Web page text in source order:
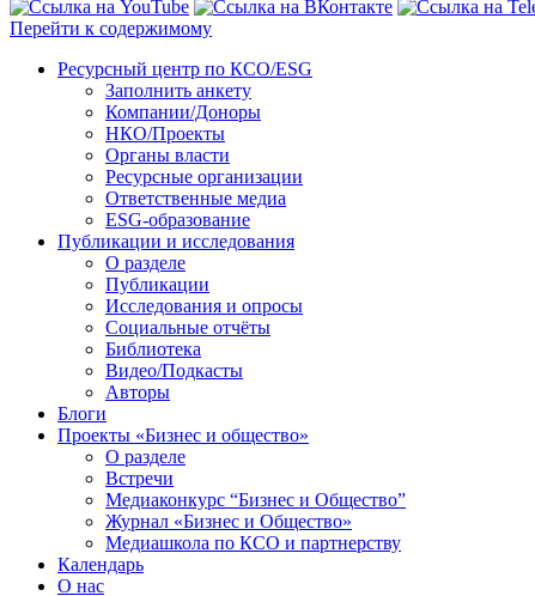
Перейти к содержимому
Ресурсный центр по КСО/ESG
Заполнить анкету
Компании/Доноры
НКО/Проекты
Органы власти
Ресурсные организации
Ответственные медиа
ESG-образование
Публикации и исследования
О разделе
Публикации
Исследования и опросы
Социальные отчёты
Библиотека
Видео/Подкасты
Авторы
Блоги
Проекты «Бизнес и общество»
О разделе
Встречи
Медиаконкурс “Бизнес и Общество”
Журнал «Бизнес и Общество»
Медиашкола по КСО и партнерству
Календарь
О нас